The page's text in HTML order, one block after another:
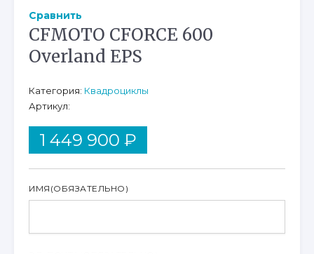
CFMOTO CFORCE 600
Overland EPS
1 449 900 ₽
ИМЯ (ОБЯЗАТЕЛЬНО)
Сравнить
Категория: Квадроциклы
Артикул: